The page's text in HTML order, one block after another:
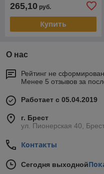
265,10 руб.
Купить
О нас
Рейтинг не сформирован
Менее 5 отзывов за
Работает с 05.04.2019
г. Брест
ул. Пионерская 40,
Контакты
Сегодня выходной